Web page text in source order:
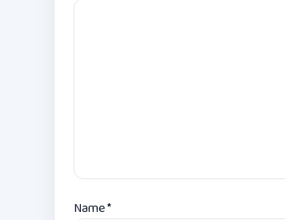
Name*